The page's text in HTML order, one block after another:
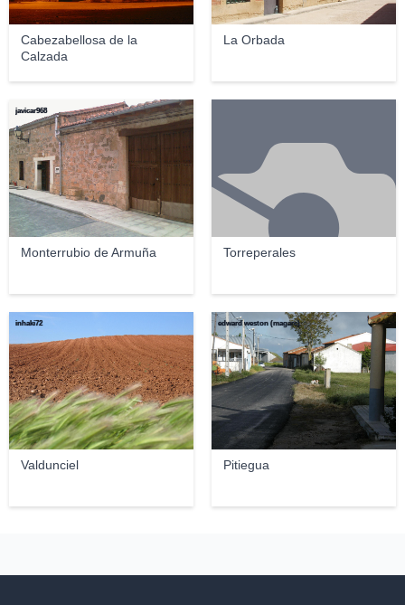
Cabezabellosa de la
Calzada
La Orbada
Monterrubio de Armuña
javicar968
Torreperales
Valdunciel
inhaki72
Pitiegua
edward weston (magarc)